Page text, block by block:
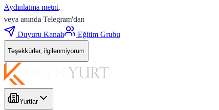
Aydınlatma metni.
veya anında Telegram'dan
Duyuru Kanalı
Eğitim Grubu
Teşekkürler, ilgilenmiyorum
Yurtlar